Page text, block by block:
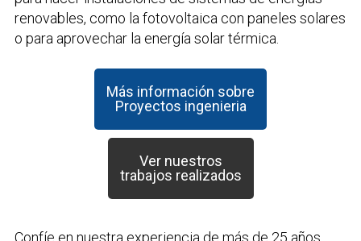
renovables, como la fotovoltaica con paneles solares
o para aprovechar la energía solar térmica.
Más información sobre
Proyectos ingenieria
Ver nuestros
trabajos realizados
Confíe en nuestra experiencia de más de 25 años